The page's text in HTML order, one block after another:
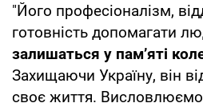
"Його професіоналізм,
готовність допомагати
залишаться у пам’яті
Захищаючи Україну, він
своє життя. Висловлюємо